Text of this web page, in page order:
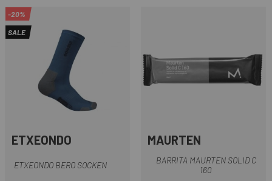
-20%
SALE
ETXEONDO
ETXEONDO BERO SOCKEN
MAURTEN
BARRITA MAURTEN SOLID C
160